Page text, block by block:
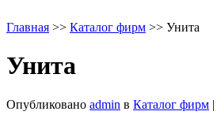
Главная >> Каталог фирм >> Унита
Унита
Опубликовано admin в Каталог фирм |